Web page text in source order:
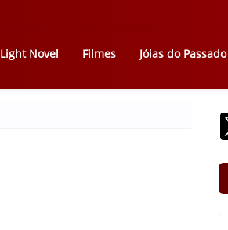
Light Novel Filmes Jóias do Passado